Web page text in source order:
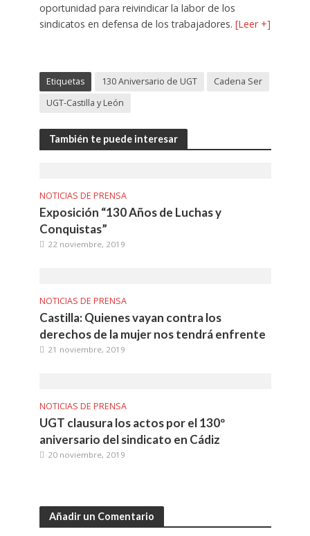
oportunidad para reivindicar la labor de los
sindicatos en defensa de los trabajadores. [Leer +]
Etiquetas 130 Aniversario de UGT
Cadena Ser
UGT-Castilla y León
También te puede interesar
NOTICIAS DE PRENSA
Exposición “130 Años de Luchas y
Conquistas”
22 noviembre, 2019
NOTICIAS DE PRENSA
Castilla: Quienes vayan contra los
derechos de la mujer nos tendrá enfrente
21 noviembre, 2019
NOTICIAS DE PRENSA
UGT clausura los actos por el 130º
aniversario del sindicato en Cádiz
20 noviembre, 2019
Añadir un Comentario